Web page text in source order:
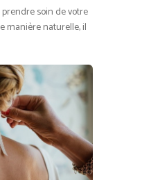
soin de votre
manière naturelle, il